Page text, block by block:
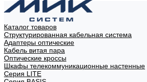
Каталог товаров
Структурированная кабельная система
Адаптеры оптические
Кабель витая пара
Оптические кроссы
Шкафы телекоммуникационные настенные
Cерия LITE